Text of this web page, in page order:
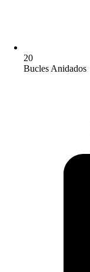
20
Bucles Anidados